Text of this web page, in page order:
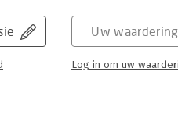
Uw waardering
Log in om uw